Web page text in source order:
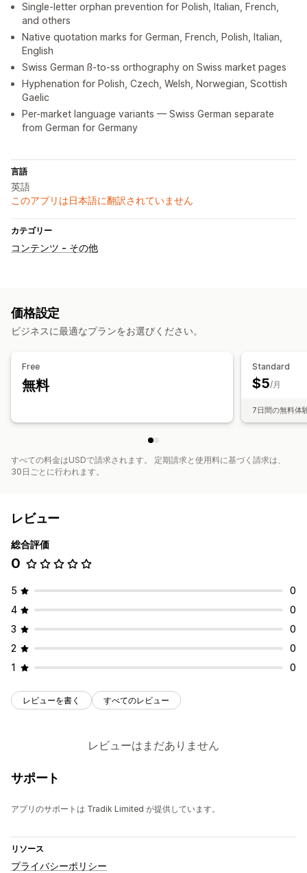
Single-letter orphan prevention for Polish, Italian, French,
and others
Native quotation marks for German, French, Polish, Italian,
English
Swiss German ß-to-ss orthography on Swiss market pages
Hyphenation for Polish, Czech, Welsh, Norwegian, Scottish
Gaelic
Per-market language variants — Swiss German separate
from German for Germany
言語
英語
このアプリは日本語に翻訳されていません
カテゴリー
コンテンツ - その他
価格設定
ビジネスに最適なプランをお選びください。
Free
無料
Standard
$5/月
7日間の無料体
すべての料金はUSDで請求されます。 定期請求と使用料に基づく請求は、
30日ごとに行われます。
レビュー
総合評価
0
5
0
4
0
3
0
2
0
1
0
レビューを書く すべてのレビュー
レビューはまだありません
サポート
アプリのサポートは Tradik Limited が提供しています。
リソース
プライバシーポリシー